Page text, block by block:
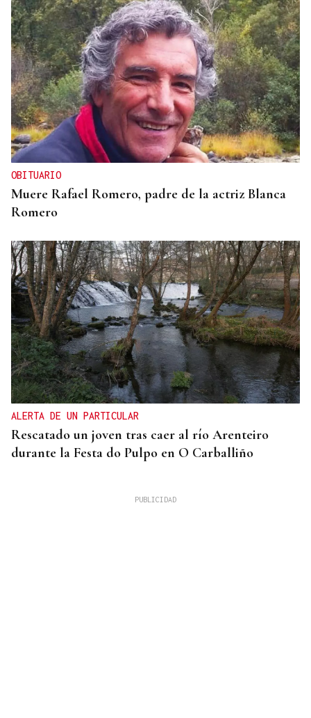
OBITUARIO
Muere Rafael Romero, padre de la actriz Blanca
Romero
ALERTA DE UN PARTICULAR
Rescatado un joven tras caer al río Arenteiro
durante la Festa do Pulpo en O Carballiño